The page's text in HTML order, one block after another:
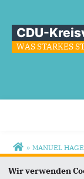
CDU-
WAS STARKES
Sie sind
» MANUEL
Img11782
Wir verwenden